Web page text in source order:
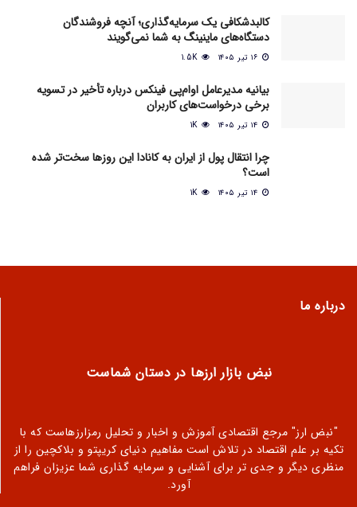
کالبدشکافی یک سرمایه‌گذاری؛ آنچه فروشندگان
دستگاه‌های ماینینگ به شما نمی‌گویند
1.5K
بیانیه مدیرعامل او‌ام‌پی فینکس درباره تأخیر در تسویه
برخی درخواست‌های کاربران
1K
چرا انتقال پول از ایران به کانادا این روزها سخت‌تر شده
است؟
1K
درباره ما
نبض بازار ارزها در دستان شماست
"نبض ارز" مرجع اقتصادی آموزش و اخبار و تحلیل رمزارزهاست که با
تکیه بر علم اقتصاد در تلاش است مفاهیم دنیای کریپتو و بلاکچین را از
منظری دیگر و جدی تر برای آشنایی و سرمایه گذاری شما عزیزان فراهم
آورد.